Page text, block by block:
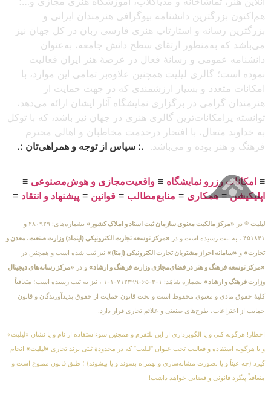
هم‌اکنون بزرگترین دانشنامه بیوگرافی هنرمندان ایرانی و
بزرگترین رسانه و استارتاپ هنری فارسی زبان در کل جهان نیز
می‌باشد که به‌منظور ارتقای سطح دانش جامعه، به‌عنوان
دانشنامه عمومی و رسانهٔ فعال در عرصهٔ هنر ایران فعالیت
نموده است؛ گالری لیلیت همچنین علاوه‌بر تمامی این موارد، با
امکانات متعدد و بسیار ارزشمندی که در جهت حمایت از
هنرمندان گرامی در برگزاری نمایشگاه آثار ایشان ارائه می‌دهد،
توانسته پرامکانات‌ترین گالری هنری در جهان نیز باشد، که با توکل
به خداوند متعال، با افتخار درخدمت مخاطبان و اهالی محترم
فرهنگ و هنر بوده و می‌باشد. .: سپاس از توجه و همراهی‌تان :.
≡ امکانات رزرو نمایشگاه ≡ واقعیت‌مجازی و هوش‌مصنوعی ≡
اپلیکیشن≡همکاری ≡ منابع‌مطالب ≡ قوانین ≡ پیشنهاد و انتقاد ≡
لیلیت ® در «مرکز مالکیت معنوی سازمان ثبت اسناد و املاک کشور»
بشماره‌های: ۲۸۰۹۲۹ و
۴۵۱۸۴۱ ، به ثبت رسیده است و در
«مرکز توسعه تجارت الکترونیکی (اینماد) وزارت صنعت، معدن و
تجارت» و «سامانه احراز مشتریان تجارت الکترونیکی (اِمتا)» نیز ثبت شده است و همچنین در
«مرکز توسعه فرهنگ و هنر در فضای‌مجازی وزارت فرهنگ و ارشاد» و در «مرکز رسانه‌های دیجیتال
وزارت فرهنگ و ارشاد»
بشماره شامَد: ۱-۳-۶۵-۷۱۲۳۹۹-۱-۱ ، نیز به ثبت رسیده است؛ متعاقباً
کلیهٔ حقوق مادی و معنوی محفوظ است و تحت قانون حمایت از حقوق پدیدآورندگان و قانون
حمایت از اختراعات، طرح‌های صنعتی و علائم تجاری قرار دارد.
اخطار! هرگونه کپی و یا الگوبرداری از این پلتفرم و همچنین سوءاستفاده از نام و یا نشان «لیلیت»
و یا هرگونه استفاده و فعالیت تحت عنوان “لیلیت” که در محدودهٔ ثبتی برند تجاری «لیلیت» انجام
گیرد (چه عیناً و یا بصورت مشابه‌سازی و بهمراه پسوند و یا پیشوند) ؛ طبق قانون ممنوع است و
متعاقباً پیگرد قانونی و قضایی خواهد داشت!